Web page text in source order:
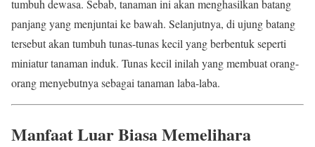
tumbuh dewasa. Sebab, tanaman ini akan menghasilkan batang
panjang yang menjuntai ke bawah. Selanjutnya, di ujung batang
tersebut akan tumbuh tunas-tunas kecil yang berbentuk seperti
miniatur tanaman induk. Tunas kecil inilah yang membuat orang-
orang menyebutnya sebagai tanaman laba-laba.
Manfaat Luar Biasa Memelihara